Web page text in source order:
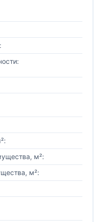
м²:
м²: